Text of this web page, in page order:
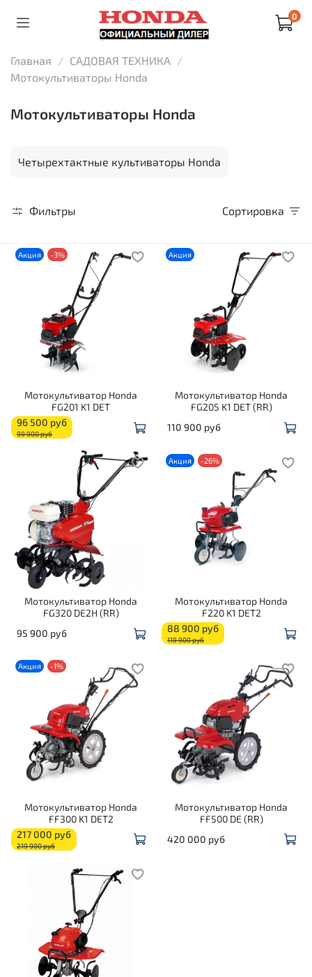
0
Главная
САДОВАЯ ТЕХНИКА
Мотокультиваторы Honda
Мотокультиваторы Honda
Четырехтактные культиваторы Honda
Фильтры Сортировка
Акция -3%
Мотокультиватор Honda
FG201 K1 DET
96 500 руб
99 900 руб
Акция
Мотокультиватор Honda
FG205 K1 DET (RR)
110 900 руб
Мотокультиватор Honda
FG320 DE2H (RR)
95 900 руб
Акция -26%
Мотокультиватор Honda
F220 K1 DET2
88 900 руб
119 900 руб
Акция -1%
Мотокультиватор Honda
FF300 K1 DET2
217 000 руб
219 900 руб
Мотокультиватор Honda
FF500 DE (RR)
420 000 руб